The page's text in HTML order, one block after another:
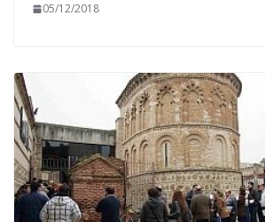
05/12/2018